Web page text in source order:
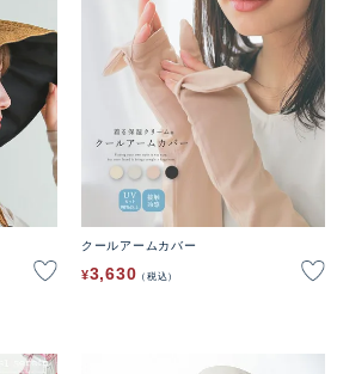
クールアームカバー
¥3,630 税込